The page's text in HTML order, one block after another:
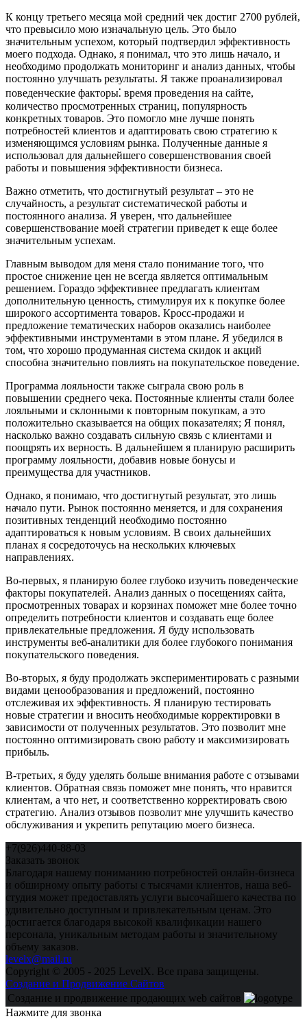
К концу третьего месяца мой средний чек достиг 2700 рублей,
что превысило мою изначальную цель. Это было
значительным успехом, который подтвердил эффективность
моего подхода. Однако, я понимал, что это лишь начало, и
необходимо продолжать мониторинг и анализ данных, чтобы
постоянно улучшать результаты. Я также проанализировал
поведенческие факторы⁚ время проведения на сайте,
количество просмотренных страниц, популярность
конкретных товаров. Это помогло мне лучше понять
потребностей клиентов и адаптировать свою стратегию к
изменяющимся условиям рынка. Полученные данные я
использовал для дальнейшего совершенствования своей
работы и повышения эффективности бизнеса.
Важно отметить, что достигнутый результат – это не
случайность, а результат систематической работы и
постоянного анализа. Я уверен, что дальнейшее
совершенствование моей стратегии приведет к еще более
значительным успехам.
Главным выводом для меня стало понимание того, что
простое снижение цен не всегда является оптимальным
решением. Гораздо эффективнее предлагать клиентам
дополнительную ценность, стимулируя их к покупке более
широкого ассортимента товаров. Кросс-продажи и
предложение тематических наборов оказались наиболее
эффективными инструментами в этом плане. Я убедился в
том, что хорошо продуманная система скидок и акций
способна значительно повлиять на покупательское поведение.
Программа лояльности также сыграла свою роль в
повышении среднего чека. Постоянные клиенты стали более
лояльными и склонными к повторным покупкам, а это
положительно сказывается на общих показателях; Я понял,
насколько важно создавать сильную связь с клиентами и
поощрять их верность. В дальнейшем я планирую расширить
программу лояльности, добавив новые бонусы и
преимущества для участников.
Однако, я понимаю, что достигнутый результат, это лишь
начало пути. Рынок постоянно меняется, и для сохранения
позитивных тенденций необходимо постоянно
адаптироваться к новым условиям. В своих дальнейших
планах я сосредоточусь на нескольких ключевых
направлениях.
Во-первых, я планирую более глубоко изучить поведенческие
факторы покупателей. Анализ данных о посещениях сайта,
просмотренных товарах и корзинах поможет мне более точно
определить потребности клиентов и создавать еще более
привлекательные предложения. Я буду использовать
инструменты веб-аналитики для более глубокого понимания
покупательского поведения.
Во-вторых, я буду продолжать экспериментировать с разными
видами ценообразования и предложений, постоянно
отслеживая их эффективность. Я планирую тестировать
новые стратегии и вносить необходимые корректировки в
зависимости от полученных результатов. Это позволит мне
постоянно оптимизировать свою работу и максимизировать
прибыль.
В-третьих, я буду уделять больше внимания работе с отзывами
клиентов. Обратная связь поможет мне понять, что нравится
клиентам, а что нет, и соответственно корректировать свою
стратегию. Анализ отзывов позволит мне улучшить качество
обслуживания и укрепить репутацию моего бизнеса.
+7(926)440-88-03
Заказать звонок
Благодаря нашему пониманию потребностей онлайн-бизнеса
и обширному опыту работы с тысячами клиентов, наша веб-
студия может предоставлять услуги высочайшего качества по
удивительно доступным и привлекательным ценам. Это
достигается благодаря высокой квалификации нашего
персонала, уникальным методам работы и значительному
объему заказов.
levelx@mail.ru
Copyright © 2005 - 2025 LevelX. Все права защищены.
Создание и Продвижение Сайтов
Создание и продвижение продающих web сайтов
Нажмите для звонка